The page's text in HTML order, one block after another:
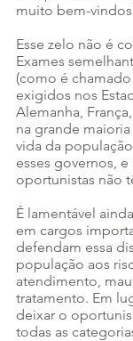
muito bem-
Esse zelo não é
Exames
(como é
exigidos nos
Alemanha,
na grande
vida da
esses governos, e
oportunistas não
É lamentável
em cargos
defendam essa
população aos
atendimento,
tratamento. Em
deixar o
todas as